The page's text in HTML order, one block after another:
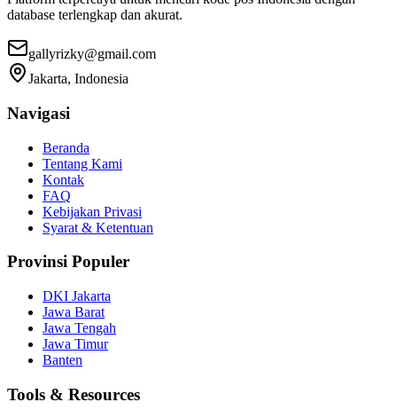
database terlengkap dan akurat.
gallyrizky@gmail.com
Jakarta, Indonesia
Navigasi
Beranda
Tentang Kami
Kontak
FAQ
Kebijakan Privasi
Syarat & Ketentuan
Provinsi Populer
DKI Jakarta
Jawa Barat
Jawa Tengah
Jawa Timur
Banten
Tools & Resources